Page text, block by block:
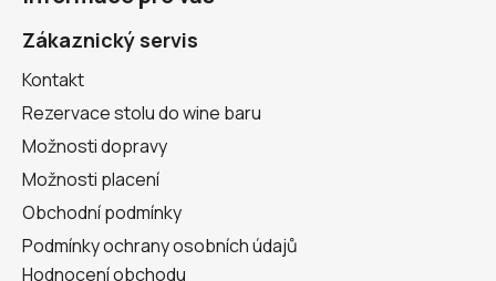
Zákaznický servis
Kontakt
Rezervace stolu do wine baru
Možnosti dopravy
Možnosti placení
Obchodní podmínky
Podmínky ochrany osobních údajů
Hodnocení obchodu